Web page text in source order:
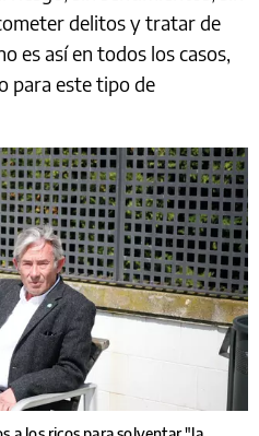
delitos y tratar de
es así en todos los casos,
para este tipo de